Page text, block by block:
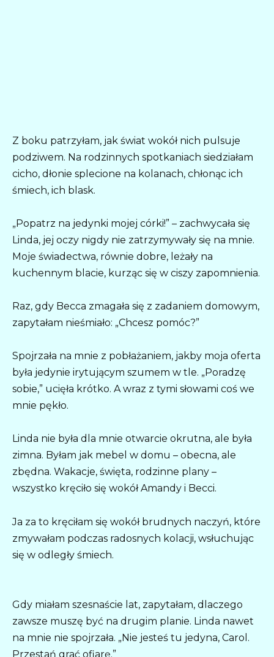
Z boku patrzyłam, jak świat wokół nich pulsuje
podziwem. Na rodzinnych spotkaniach siedziałam
cicho, dłonie splecione na kolanach, chłonąc ich
śmiech, ich blask.
„Popatrz na jedynki mojej córki!” – zachwycała się
Linda, jej oczy nigdy nie zatrzymywały się na mnie.
Moje świadectwa, równie dobre, leżały na
kuchennym blacie, kurząc się w ciszy zapomnienia.
Raz, gdy Becca zmagała się z zadaniem domowym,
zapytałam nieśmiało: „Chcesz pomóc?”
Spojrzała na mnie z pobłażaniem, jakby moja oferta
była jedynie irytującym szumem w tle. „Poradzę
sobie,” ucięła krótko. A wraz z tymi słowami coś we
mnie pękło.
Linda nie była dla mnie otwarcie okrutna, ale była
zimna. Byłam jak mebel w domu – obecna, ale
zbędna. Wakacje, święta, rodzinne plany –
wszystko kręciło się wokół Amandy i Becci.
Ja za to kręciłam się wokół brudnych naczyń, które
zmywałam podczas radosnych kolacji, wsłuchując
się w odległy śmiech.
Gdy miałam szesnaście lat, zapytałam, dlaczego
zawsze muszę być na drugim planie. Linda nawet
na mnie nie spojrzała. „Nie jesteś tu jedyna, Carol.
Przestań grać ofiarę.”